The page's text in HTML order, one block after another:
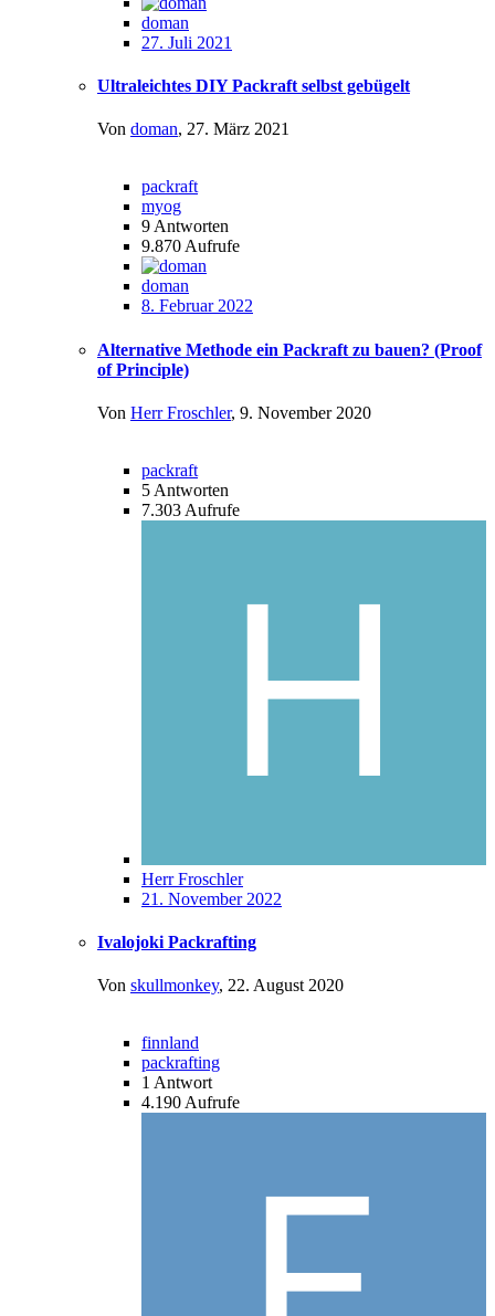
doman
27. Juli 2021
Ultraleichtes DIY Packraft selbst gebügelt
Von doman, 27. März 2021
packraft
myog
9 Antworten
9.870 Aufrufe
doman
8. Februar 2022
Alternative Methode ein Packraft zu bauen? (Proof
of Principle)
Von Herr Froschler, 9. November 2020
packraft
5 Antworten
7.303 Aufrufe
Herr Froschler
21. November 2022
Ivalojoki Packrafting
Von skullmonkey, 22. August 2020
finnland
packrafting
1 Antwort
4.190 Aufrufe